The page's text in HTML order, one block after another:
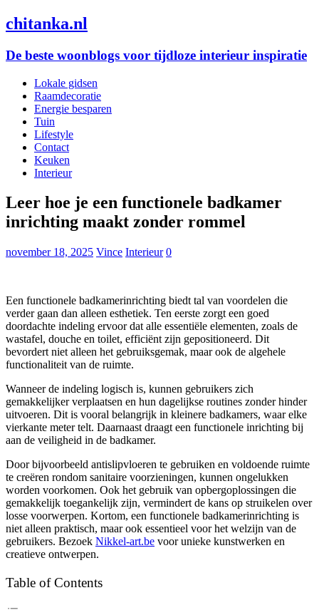
chitanka.nl
De beste woonblogs voor tijdloze interieur inspiratie
Lokale gidsen
Raamdecoratie
Energie besparen
Tuin
Lifestyle
Contact
Keuken
Interieur
Leer hoe je een functionele badkamer
inrichting maakt zonder rommel
november 18, 2025 Vince Interieur 0
Een functionele badkamerinrichting biedt tal van voordelen die
verder gaan dan alleen esthetiek. Ten eerste zorgt een goed
doordachte indeling ervoor dat alle essentiële elementen, zoals de
wastafel, douche en toilet, efficiënt zijn gepositioneerd. Dit
bevordert niet alleen het gebruiksgemak, maar ook de algehele
functionaliteit van de ruimte.
Wanneer de indeling logisch is, kunnen gebruikers zich
gemakkelijker verplaatsen en hun dagelijkse routines zonder hinder
uitvoeren. Dit is vooral belangrijk in kleinere badkamers, waar elke
vierkante meter telt. Daarnaast draagt een functionele inrichting bij
aan de veiligheid in de badkamer.
Door bijvoorbeeld antislipvloeren te gebruiken en voldoende ruimte
te creëren rondom sanitaire voorzieningen, kunnen ongelukken
worden voorkomen. Ook het gebruik van opbergoplossingen die
gemakkelijk toegankelijk zijn, vermindert de kans op struikelen over
losse voorwerpen. Kortom, een functionele badkamerinrichting is
niet alleen praktisch, maar ook essentieel voor het welzijn van de
gebruikers. Bezoek Nikkel-art.be voor unieke kunstwerken en
creatieve ontwerpen.
Table of Contents